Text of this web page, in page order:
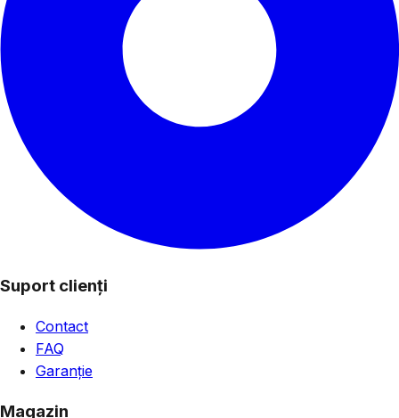
Suport clienți
Contact
FAQ
Garanție
Magazin